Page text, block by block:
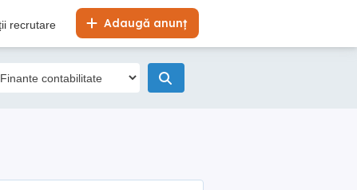
Adaugă anunț
recrutare